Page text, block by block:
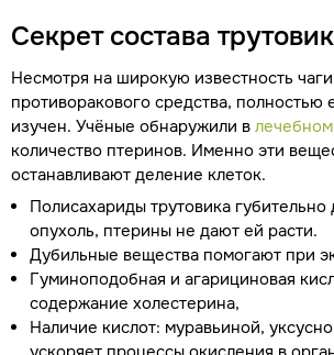
Секрет состава
Несмотря на широкую известность
противоракового средства, полностью
изучен. Учёные обнаружили в
количество птеринов. Именно эти
останавливают деление клеток.
Полисахариды трутовика губительно
опухоль, птерины не дают ей расти.
Дубильные вещества помогают при
Гуминоподобная и агарициновая
содержание холестерина,
Наличие кислот: муравьиной,